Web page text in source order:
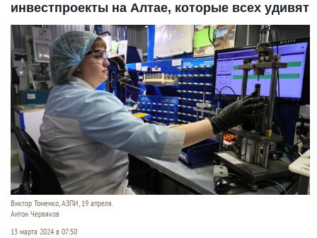
инвестпроекты на Алтае, которые всех удивят
Виктор Томенко, АЗПИ, 19 апреля.
Антон Червяков
13 марта 2024 в 07:50